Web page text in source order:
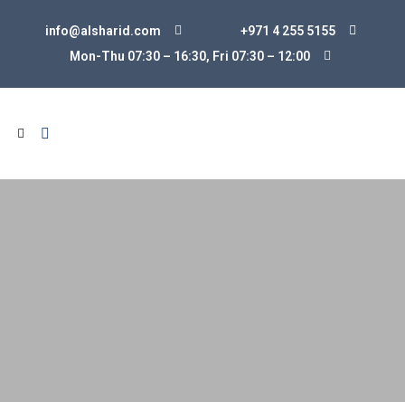
+971 4 255 5155
info@alsharid.com
Mon-Thu 07:30 – 16:30, Fri 07:30 – 12:00